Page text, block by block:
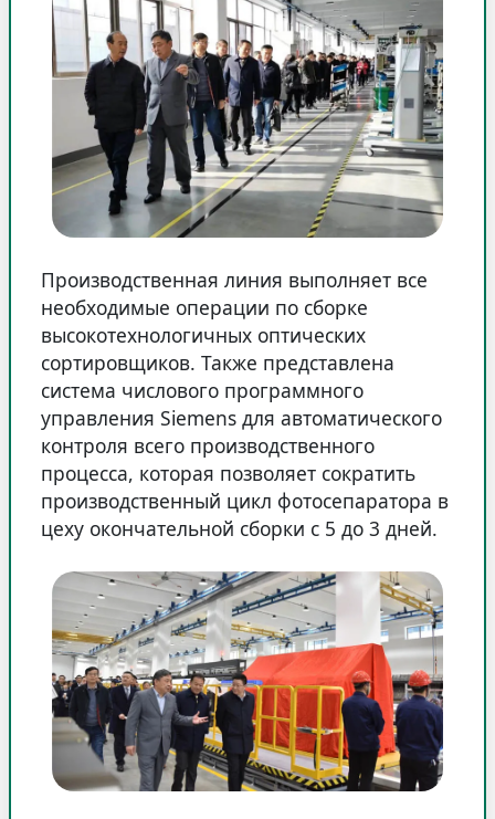
Производственная линия выполняет все
необходимые операции по сборке
высокотехнологичных оптических
сортировщиков. Также представлена
система числового программного
управления Siemens для автоматического
контроля всего производственного
процесса, которая позволяет сократить
производственный цикл фотосепаратора в
цеху окончательной сборки с 5 до 3 дней.